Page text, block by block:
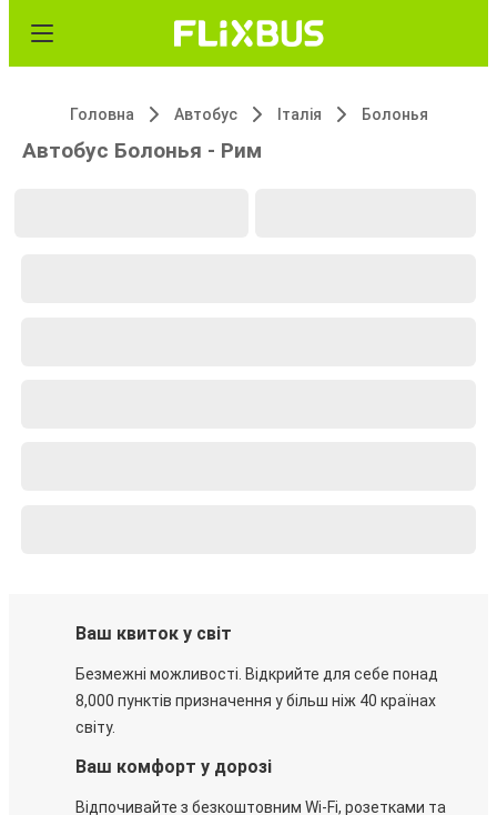
Головна Автобус Італія Болонья
Автобус Болонья - Рим
Ваш квиток у світ
Безмежні можливості. Відкрийте для себе понад
8,000 пунктів призначення у більш ніж 40 країнах
світу.
Ваш комфорт у дорозі
Відпочивайте з безкоштовним Wi-Fi, розетками та